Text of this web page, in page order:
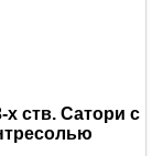
ств. Сатори с